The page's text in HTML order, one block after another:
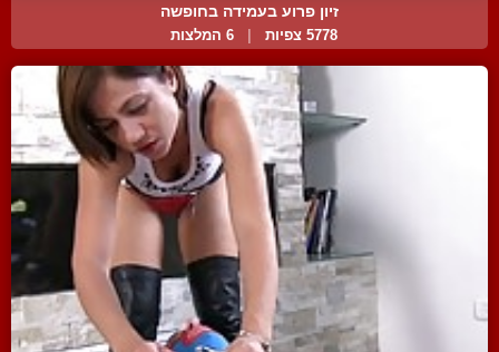
זיון פרוע בעמידה בחופשה
5778 צפיות 6 המלצות